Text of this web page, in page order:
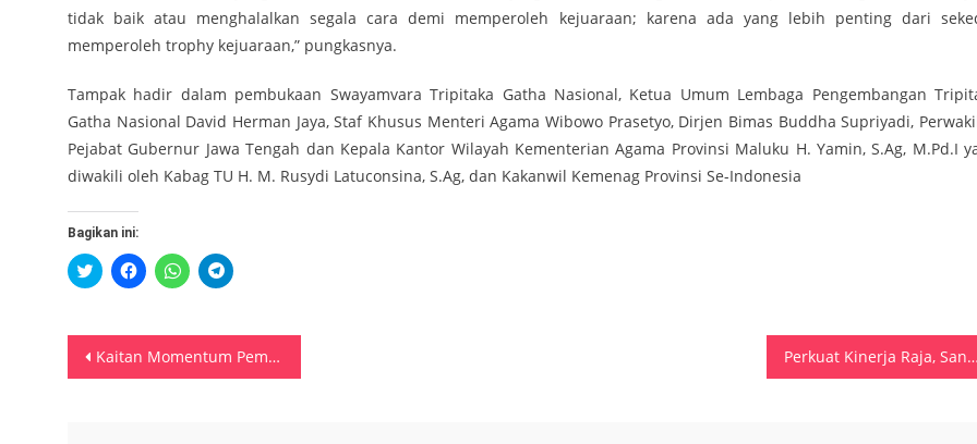
tidak baik atau menghalalkan segala cara demi memperoleh kejuaraan; karena ada yang lebih penting dari
memperoleh trophy kejuaraan,” pungkasnya.
Tampak hadir dalam pembukaan Swayamvara Tripitaka Gatha Nasional, Ketua Umum Lembaga Pengembangan
Gatha Nasional David Herman Jaya, Staf Khusus Menteri Agama Wibowo Prasetyo, Dirjen Bimas Buddha Supriyadi,
Pejabat Gubernur Jawa Tengah dan Kepala Kantor Wilayah Kementerian Agama Provinsi Maluku H. Yamin, S.Ag, M.Pd.I
diwakili oleh Kabag TU H. M. Rusydi Latuconsina, S.Ag, dan Kakanwil Kemenag Provinsi Se-Indonesia
Bagikan ini:
Klik
untuk
di
jendela
yang
baru)
Klik
untuk
di
jendela
yang
baru)
Klik
untuk
di
jendela
yang
baru)
Klik
untuk
di
jendela
yang
baru)
Navigasi
Kaitan Momentum Pemilu 2024, Polda Maluku Gelar Dialog Kebangsaan Perkuat Kinerja Raja, Saniri Negeri Passo dan Batumerah Dilantik Wattimena